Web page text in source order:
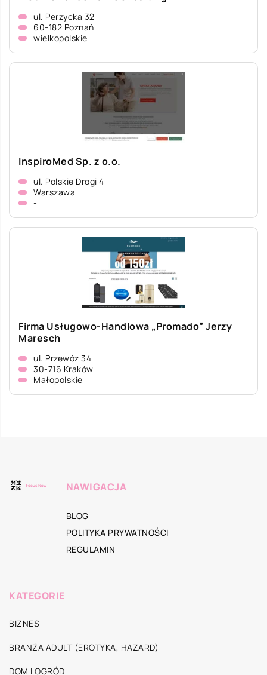
ul. Perzycka 32
60-182 Poznań
wielkopolskie
InspiroMed Sp. z o.o.
ul. Polskie Drogi 4
Warszawa
-
Firma Usługowo-Handlowa „Promado” Jerzy
Maresch
ul. Przewóz 34
30-716 Kraków
Małopolskie
NAWIGACJA
BLOG
POLITYKA PRYWATNOŚCI
REGULAMIN
KATEGORIE
BIZNES
BRANŻA ADULT (EROTYKA, HAZARD)
DOM I OGRÓD